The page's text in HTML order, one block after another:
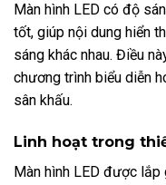
Màn hình LED có độ
tốt, giúp nội dung hiển
sáng khác nhau. Điều
chương trình biểu diễn
sân khấu.
Linh hoạt trong
Màn hình LED được